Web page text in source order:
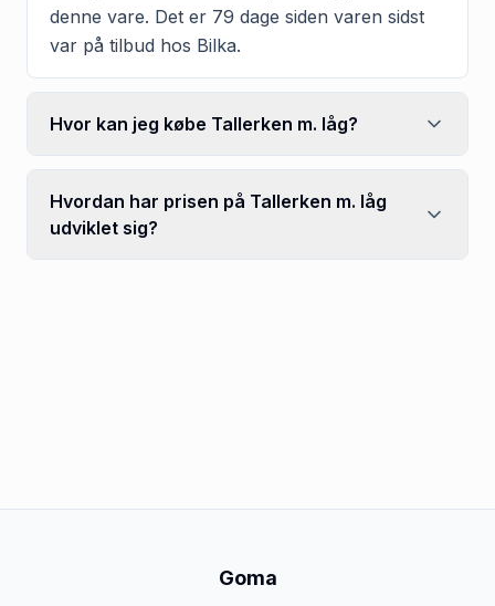
denne vare. Det er 79 dage siden varen sidst
var på tilbud hos Bilka.
Hvor kan jeg købe Tallerken m. låg?
Hvordan har prisen på Tallerken m. låg
udviklet sig?
Goma